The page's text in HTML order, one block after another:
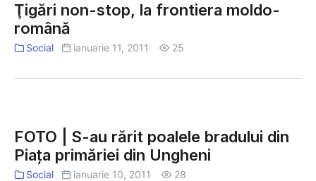
Ţigări non-stop, la frontiera moldo-
română
Social ianuarie 11, 2011 25
|
S-
au
FOTO | S-au rărit poalele bradului din
Piaţa primăriei din Ungheni
Social ianuarie 10, 2011 28